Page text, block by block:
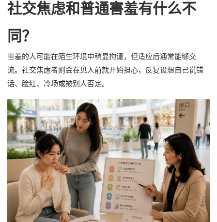
社交焦虑和普通害羞有什么不
同？
害羞的人可能在陌生环境中稍显拘谨，但适应后通常能够交
流。社交焦虑者则会在见人前就开始担心，反复设想自己说错
话、脸红、冷场或被别人否定。